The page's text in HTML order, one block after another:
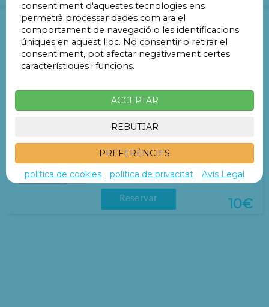
Parkings a Sama de Langreo
Pàrquings a menys de 1 Km
No hi ha pàrquings a menys d'1 Km
Altres parkings una mica més lluny
Parking Plaza Zuco
Plaza Zuco S/N
1.752 m 25 min
Reservar 10€
consentiment d'aquestes tecnologies ens
permetrà processar dades com ara el
comportament de navegació o les identificacions
úniques en aquest lloc. No consentir o retirar el
consentiment, pot afectar negativament certes
característiques i funcions.
ACCEPTAR
REBUTJAR
PREFERÈNCIES
política de cookies
política de privacitat Avís Legal